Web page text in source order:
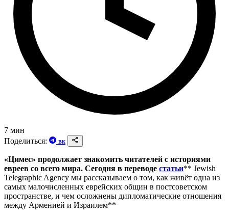
7 мин
Поделиться:
ВК
«Цимес» продолжает знакомить читателей с историями
евреев со всего мира. Сегодня в переводе статьи** Jewish
Telegraphic Agency мы рассказываем о том, как живёт одна из
самых малочисленных еврейских общин в постсоветском
пространстве, и чем осложнены дипломатические отношения
между Арменией и Израилем**